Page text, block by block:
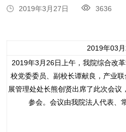
2019年3月27日 3636
2019年03
2019年3月26日上午，我院综合改
校党委委员、副校长谭献良，产业
展管理处处长熊创贤出席了此次会议
参会。会议由我院法人代表、